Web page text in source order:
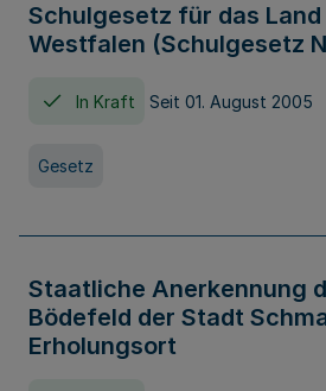
Schulgesetz für das
Westfalen (Schulgesetz
In Kraft Seit 01. August 2005
Gesetz
Staatliche Anerkennung
Bödefeld der Stadt
Erholungsort